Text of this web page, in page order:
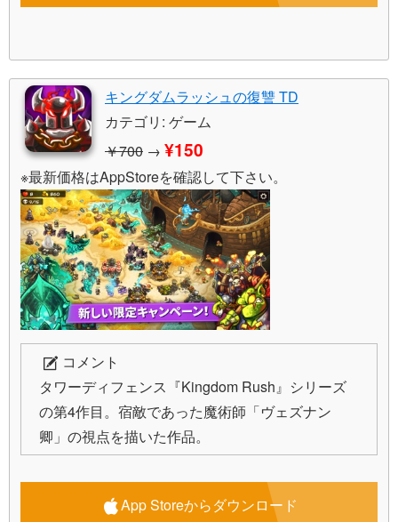
キングダムラッシュの復讐 TD
カテゴリ: ゲーム
￥700 → ¥150
※最新価格はAppStoreを確認して下さい。
コメント
タワーディフェンス『Kingdom Rush』シリーズ
の第4作目。宿敵であった魔術師「ヴェズナン
卿」の視点を描いた作品。
App Storeからダウンロード